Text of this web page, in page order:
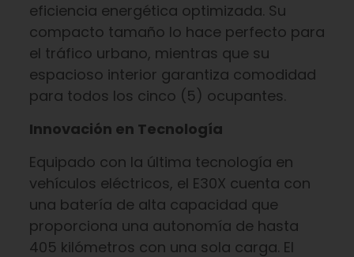
eficiencia energética optimizada. Su
compacto tamaño lo hace perfecto para
el tráfico urbano, mientras que su
espacioso interior garantiza comodidad
para todos los cinco (5) ocupantes.
Innovación en Tecnología
Equipado con la última tecnología en
vehículos eléctricos, el E30X cuenta con
una batería de alta capacidad que
proporciona una autonomía de hasta
405 kilómetros con una sola carga. El